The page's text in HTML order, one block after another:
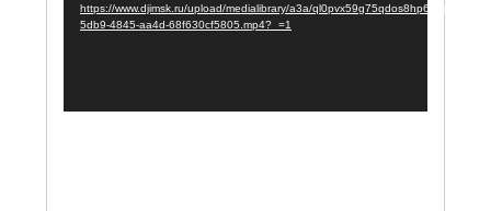
https://www.djimsk.ru/upload/medialibrary/a3a/
5db9-4845-aa4d-68f630cf5805.mp4?_=1